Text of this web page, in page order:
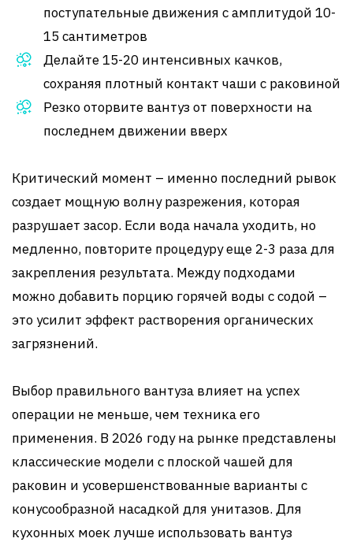
поступательные движения с амплитудой 10-
15 сантиметров
Делайте 15-20 интенсивных качков,
сохраняя плотный контакт чаши с раковиной
Резко оторвите вантуз от поверхности на
последнем движении вверх
Критический момент – именно последний рывок
создает мощную волну разрежения, которая
разрушает засор. Если вода начала уходить, но
медленно, повторите процедуру еще 2-3 раза для
закрепления результата. Между подходами
можно добавить порцию горячей воды с содой –
это усилит эффект растворения органических
загрязнений.
Выбор правильного вантуза влияет на успех
операции не меньше, чем техника его
применения. В 2026 году на рынке представлены
классические модели с плоской чашей для
раковин и усовершенствованные варианты с
конусообразной насадкой для унитазов. Для
кухонных моек лучше использовать вантуз